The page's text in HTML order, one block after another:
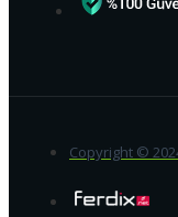
Copyright ©